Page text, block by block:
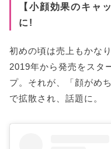
【小顔効果のキャ
に!
初めの頃は売上もかな
2019年から発売をスタ
プ。それが、「顔がめ
で拡散され、話題に。